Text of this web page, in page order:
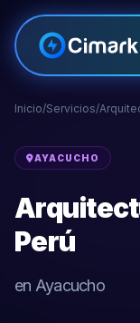
Inicio/Servicios/
AYACUCHO
Perú
en Ayacucho